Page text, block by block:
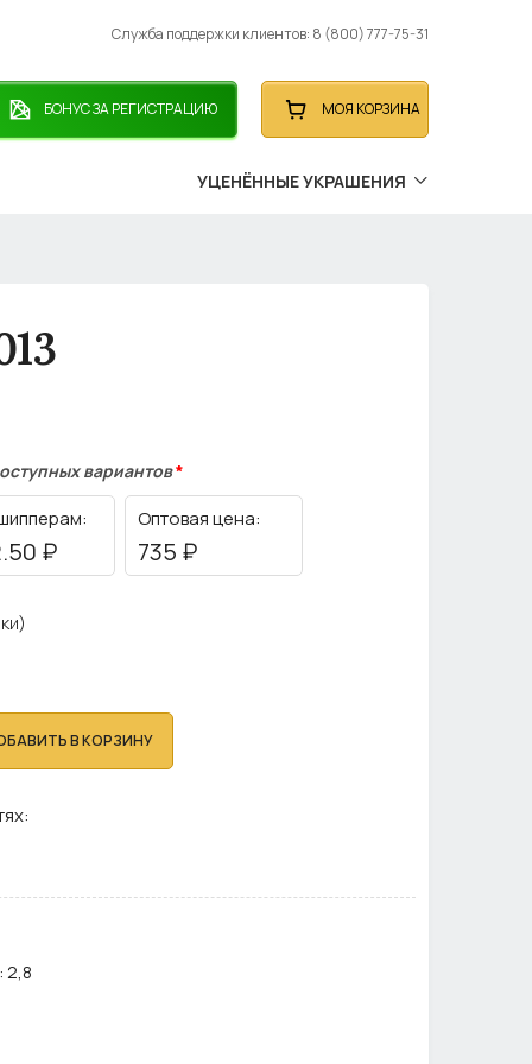
Служба поддержки клиентов: 8 (800) 777-75-31
БОНУС ЗА РЕГИСТРАЦИЮ МОЯ КОРЗИНА
УЦЕНЁННЫЕ УКРАШЕНИЯ
вариантов*
₽
Оптовая цена:
735 ₽
В КОРЗИНУ
2,8